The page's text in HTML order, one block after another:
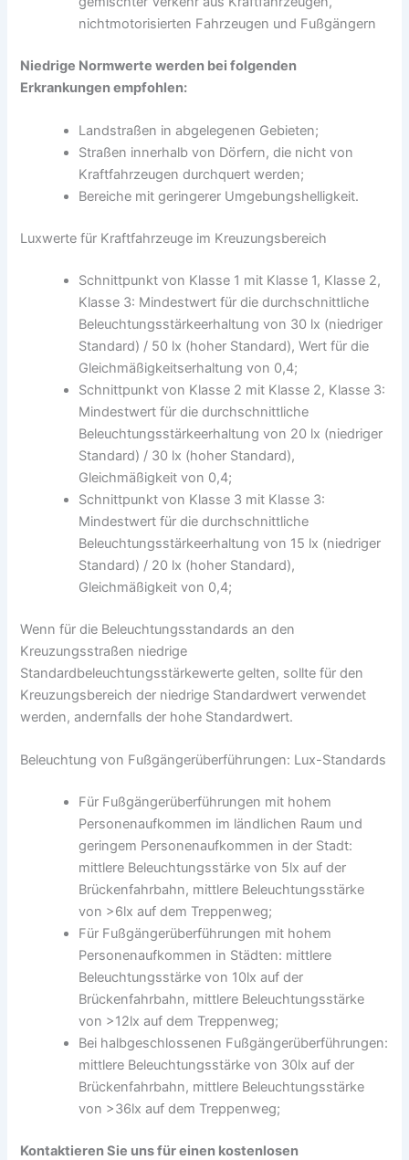
nichtmotorisierten Fahrzeugen und Fußgängern
Niedrige Normwerte werden bei folgenden
Erkrankungen empfohlen:
Landstraßen in abgelegenen Gebieten;
Straßen innerhalb von Dörfern, die nicht von
Kraftfahrzeugen durchquert werden;
Bereiche mit geringerer Umgebungshelligkeit.
Luxwerte für Kraftfahrzeuge im Kreuzungsbereich
Schnittpunkt von Klasse 1 mit Klasse 1, Klasse 2,
Klasse 3: Mindestwert für die durchschnittliche
Beleuchtungsstärkeerhaltung von 30 lx (niedriger
Standard) / 50 lx (hoher Standard), Wert für die
Gleichmäßigkeitserhaltung von 0,4;
Schnittpunkt von Klasse 2 mit Klasse 2, Klasse 3:
Mindestwert für die durchschnittliche
Beleuchtungsstärkeerhaltung von 20 lx (niedriger
Standard) / 30 lx (hoher Standard),
Gleichmäßigkeit von 0,4;
Schnittpunkt von Klasse 3 mit Klasse 3:
Mindestwert für die durchschnittliche
Beleuchtungsstärkeerhaltung von 15 lx (niedriger
Standard) / 20 lx (hoher Standard),
Gleichmäßigkeit von 0,4;
Wenn für die Beleuchtungsstandards an den
Kreuzungsstraßen niedrige
Standardbeleuchtungsstärkewerte gelten, sollte für den
Kreuzungsbereich der niedrige Standardwert verwendet
werden, andernfalls der hohe Standardwert.
Beleuchtung von Fußgängerüberführungen: Lux-Standards
Für Fußgängerüberführungen mit hohem
Personenaufkommen im ländlichen Raum und
geringem Personenaufkommen in der Stadt:
mittlere Beleuchtungsstärke von 5lx auf der
Brückenfahrbahn, mittlere Beleuchtungsstärke
von >6lx auf dem Treppenweg;
Für Fußgängerüberführungen mit hohem
Personenaufkommen in Städten: mittlere
Beleuchtungsstärke von 10lx auf der
Brückenfahrbahn, mittlere Beleuchtungsstärke
von >12lx auf dem Treppenweg;
Bei halbgeschlossenen Fußgängerüberführungen:
mittlere Beleuchtungsstärke von 30lx auf der
Brückenfahrbahn, mittlere Beleuchtungsstärke
von >36lx auf dem Treppenweg;
Kontaktieren Sie uns für einen kostenlosen